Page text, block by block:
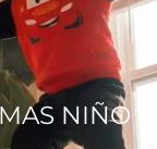
NIÑO